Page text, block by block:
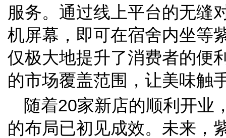
服务。通过线上平台的无缝
机屏幕，即可在宿舍内坐等
仅极大地提升了消费者的便
的市场覆盖范围，让美味触
随着20家新店的顺利开业
的布局已初见成效。未来，